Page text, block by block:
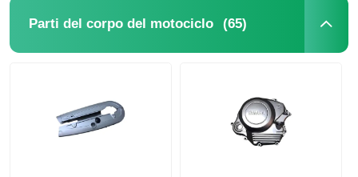
Parti del corpo del motociclo (65)